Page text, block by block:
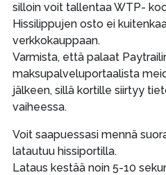
silloin voit tallentaa WTP-
Hissilippujen osto ei
verkkokauppaan.
Varmista, että palaat
maksupalveluportaalista
jälkeen, sillä kortille siirtyy
vaiheessa.
Voit saapuessasi mennä
latautuu hissiportilla.
Lataus kestää noin 5-10